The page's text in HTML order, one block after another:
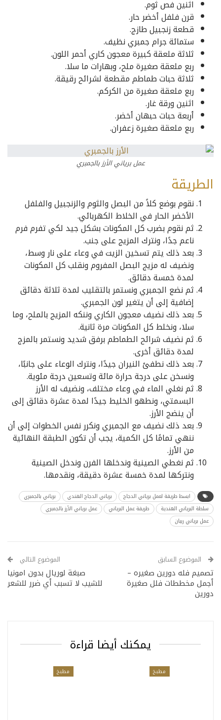
اثنين فص ثوم.
قرن فلفل أخضر حار.
قطعة زنجبيل طازج.
ستمائة جرام جمبري نظيف.
ثلاثة ملعقة كبيرة معجون كاري أحمر اللون.
ربع ملعقة صغيرة ملح، وبهارات ما سلا.
ثلاثة حبات طماطم مقطعة لشرائح رقيقة.
ربع ملعقة صغيرة من الكركم.
اثنين ورقة غار.
أربعة حبات حبهان أخضر.
ربع ملعقة صغيرة زعفران.
عمل برياني الأرز بالجمبري
الطريقة
نقوم بوضع كلاً من البصل والثوم والزنجبيل والفلفل
الأخضر الحار في الخلاط الكهربائي.
ثم نقوم بضرب كل المكونات بشكل جيد لكي تفرم فرم
ناعم جدًا، ونترك المزيج على جنب.
بعد ذلك يتم تسخين الزيت في وعاء على نار وسط،
ونضيف له مزيج البصل المفروم ونقلب كل المكونات
لمدة خمسة دقائق.
ثم نضع الجمبري ونستمر بالتقليب لمدة ثلاثة دقائق
إضافية إلى أن يتغير لون الجمبري.
بعد ذلك نضيف معجون الكاري وننكه المزيج بالملح، وما
سلا، ونخلط كل المكونات مرة ثانية.
ثم نضيف شرائح الطماطم برفق شديد ونستمر بالمزج
لمدة دقائق أخرى.
بعد ذلك نطفئ النيران جيدًا، ونترك الوعاء على جانبًا،
ونسخن على درجة حرارة مائة وتسعين درجة مئوية.
ثم نغلي الماء في وعاء مختلف، ونضيف له الأرز
البسمتي، ونطهو الخليط جيدًا لمدة عشرة دقائق إلى
أن ينضج الأرز.
بعد ذلك نضيف مع الجمبري ونكرر نفس الخطوات إلى أن
ننهي تمامًا كل الكمية، يجب أن تكون الطبقة النهائية
من الأرز.
ثم نغطي الصينية وندخلها الفرن وندخل الصينية
ونتركها لمدة خمسة عشرة دقيقة، ونقدمها.
ابسط طريقة لعمل برياني الدجاج برياني الدجاج الهندي
برياني بالجمبري
سلطة البرياني الهندية
طريقة عمل البرياني
عمل برياني الأرز بالجمبري
عمل برياني ربيان
الموضوع السابق
تصميم فله دورين صغيره –
أجمل مخططات فلل صغيرة
دورين
الموضوع التالي
صبغة لوريال بدون امونيا
للشيب لا تسبب أي ضرر للشعر
يمكنك أيضا قراءة
مطبخ مطبخ